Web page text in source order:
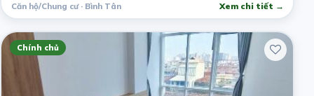
Căn hộ/Chung cư · Bình Tân Xem chi tiết →
Chính chủ